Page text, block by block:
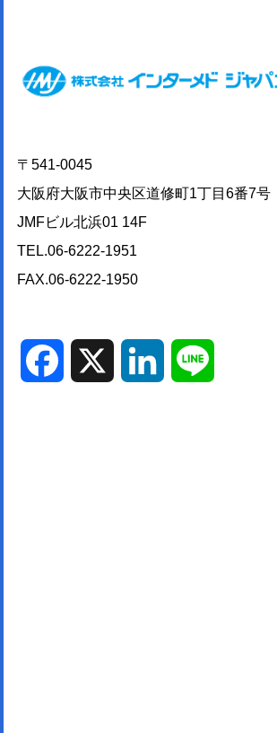
〒541-0045
大阪府大阪市中央区道修町1丁目6番7号
JMFビル北浜01 14F
TEL.06-6222-1951
FAX.06-6222-1950
Facebook LinkedIn